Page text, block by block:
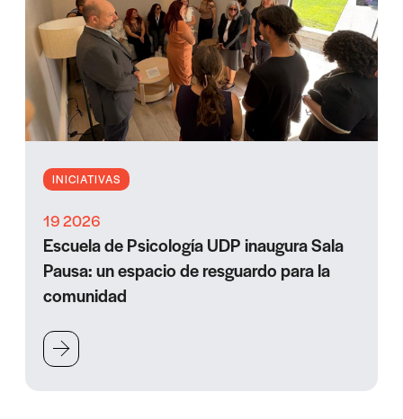
INICIATIVAS
19 2026
Escuela de Psicología UDP inaugura Sala
Pausa: un espacio de resguardo para la
comunidad